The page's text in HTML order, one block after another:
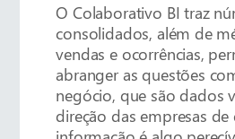
O Colaborativo BI traz
consolidados, além de
vendas e ocorrências,
abranger as questões
negócio, que são dados
direção das empresas de